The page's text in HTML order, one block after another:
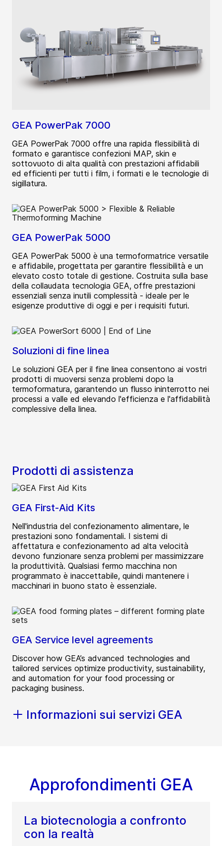
GEA PowerPak 7000
GEA PowerPak 7000 offre una rapida flessibilità di
formato e garantisce confezioni MAP, skin e
sottovuoto di alta qualità con prestazioni affidabili
ed efficienti per tutti i film, i formati e le tecnologie di
sigillatura.
GEA PowerPak 5000
GEA PowerPak 5000 è una termoformatrice versatile
e affidabile, progettata per garantire flessibilità e un
elevato costo totale di gestione. Costruita sulla base
della collaudata tecnologia GEA, offre prestazioni
essenziali senza inutili complessità - ideale per le
esigenze produttive di oggi e per i requisiti futuri.
Soluzioni di fine linea
Le soluzioni GEA per il fine linea consentono ai vostri
prodotti di muoversi senza problemi dopo la
termoformatura, garantendo un flusso ininterrotto nei
processi a valle ed elevando l'efficienza e l'affidabilità
complessive della linea.
Prodotti di assistenza
GEA First-Aid Kits
Nell'industria del confezionamento alimentare, le
prestazioni sono fondamentali. I sistemi di
affettatura e confezionamento ad alta velocità
devono funzionare senza problemi per massimizzare
la produttività. Qualsiasi fermo macchina non
programmato è inaccettabile, quindi mantenere i
macchinari in buono stato è essenziale.
GEA Service level agreements
Discover how GEA’s advanced technologies and
tailored services optimize productivity, sustainability,
and automation for your food processing or
packaging business.
Informazioni sui servizi GEA
Approfondimenti GEA
La biotecnologia a confronto
con la realtà